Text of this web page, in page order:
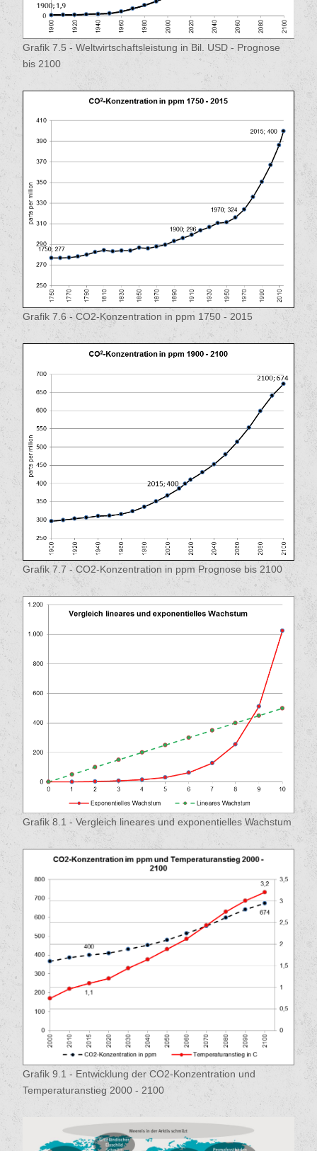
Grafik 7.5 - Weltwirtschaftsleistung in Bil. USD - Prognose
bis 2100
Grafik 7.6 - CO2-Konzentration in ppm 1750 - 2015
Grafik 7.7 - CO2-Konzentration in ppm Prognose bis 2100
Grafik 8.1 - Vergleich lineares und exponentielles Wachstum
Grafik 9.1 - Entwicklung der CO2-Konzentration und
Temperaturanstieg 2000 - 2100